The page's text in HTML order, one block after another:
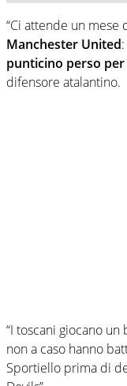
“Ci attende un mese
Manchester United
punticino perso
difensore atalantino.
“I toscani giocano un
non a caso hanno
Sportiello prima di